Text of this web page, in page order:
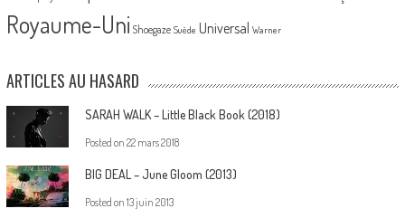
Royaume-Uni Shoegaze Suède Universal Warner
ARTICLES AU HASARD
SARAH WALK – Little Black Book (2018)
Posted on 22 mars 2018
BIG DEAL – June Gloom (2013)
Posted on 13 juin 2013